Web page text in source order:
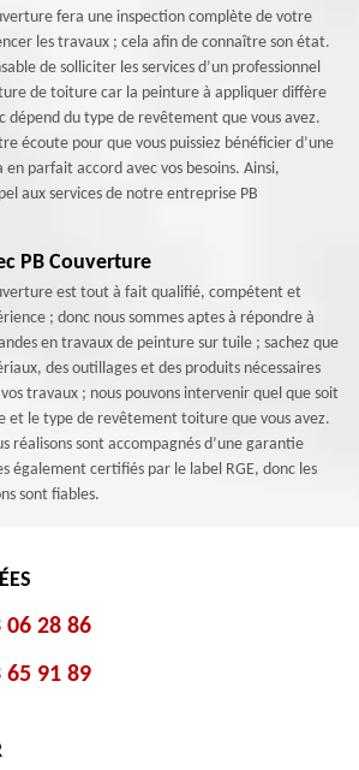
fera une inspection complète de votre
les travaux ; cela afin de connaître son état.
de solliciter les services d’un professionnel
de toiture car la peinture à appliquer diffère
dépend du type de revêtement que vous avez.
écoute pour que vous puissiez bénéficier d’une
parfait accord avec vos besoins. Ainsi,
aux services de notre entreprise PB
PB Couverture
est tout à fait qualifié, compétent et
; donc nous sommes aptes à répondre à
en travaux de peinture sur tuile ; sachez que
des outillages et des produits nécessaires
travaux ; nous pouvons intervenir quel que soit
et le type de revêtement toiture que vous avez.
réalisons sont accompagnés d’une garantie
également certifiés par le label RGE, donc les
sont fiables.
06 28 86
65 91 89